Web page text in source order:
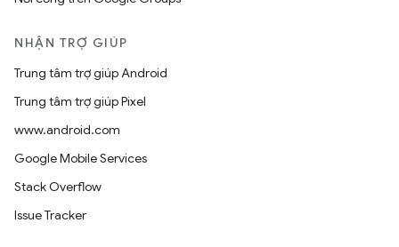
NHẬN TRỢ GIÚP
Trung tâm trợ giúp Android
Trung tâm trợ giúp Pixel
www.android.com
Google Mobile Services
Stack Overflow
Issue Tracker